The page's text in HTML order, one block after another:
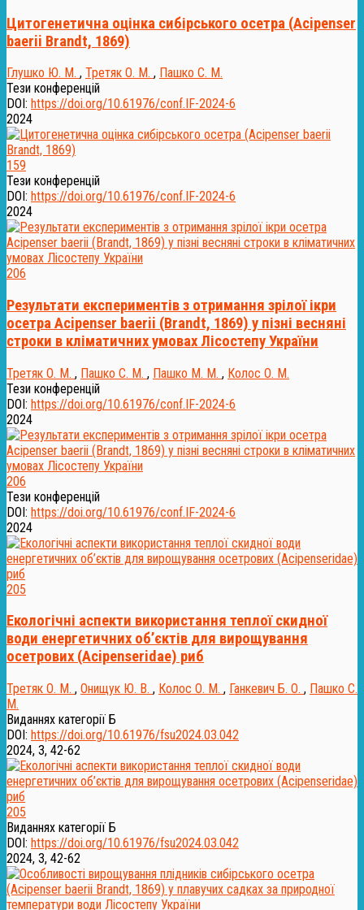
Цитогенетична оцінка сибірського осетра (Acipenser
baerii Brandt, 1869)
Глушко Ю. М. , Третяк О. М. , Пашко С. М.
Тези конференцій
DOI: https://doi.org/10.61976/conf.IF-2024-6
2024
159
Тези конференцій
DOI: https://doi.org/10.61976/conf.IF-2024-6
2024
206
Результати експериментів з отримання зрілої ікри
осетра Acipenser baerii (Brandt, 1869) у пізні весняні
строки в кліматичних умовах Лісостепу України
Третяк О. М. , Пашко С. М. , Пашко М. М. , Колос О. М.
Тези конференцій
DOI: https://doi.org/10.61976/conf.IF-2024-6
2024
206
Тези конференцій
DOI: https://doi.org/10.61976/conf.IF-2024-6
2024
205
Екологічні аспекти використання теплої скидної
води енергетичних об’єктів для вирощування
осетрових (Acipenseridae) риб
Третяк О. М. , Онищук Ю. В. , Колос О. М. , Ганкевич Б. О. , Пашко С.
М.
Виданнях категорії Б
DOI: https://doi.org/10.61976/fsu2024.03.042
2024, 3, 42-62
205
Виданнях категорії Б
DOI: https://doi.org/10.61976/fsu2024.03.042
2024, 3, 42-62